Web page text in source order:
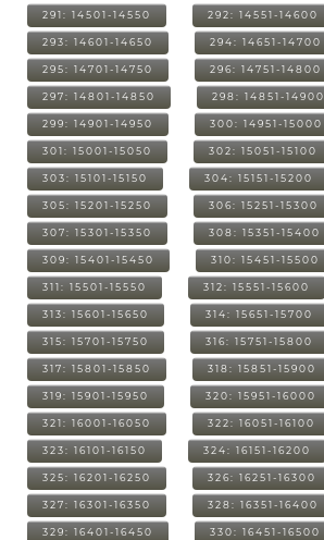
291: 14501-14550 292: 14551-14600
293: 14601-14650 294: 14651-14700
295: 14701-14750 296: 14751-14800
297: 14801-14850 298: 14851-14900
299: 14901-14950 300: 14951-15000
301: 15001-15050 302: 15051-15100
303: 15101-15150 304: 15151-15200
305: 15201-15250 306: 15251-15300
307: 15301-15350 308: 15351-15400
309: 15401-15450 310: 15451-15500
311: 15501-15550 312: 15551-15600
313: 15601-15650 314: 15651-15700
315: 15701-15750 316: 15751-15800
317: 15801-15850 318: 15851-15900
319: 15901-15950 320: 15951-16000
321: 16001-16050 322: 16051-16100
323: 16101-16150 324: 16151-16200
325: 16201-16250 326: 16251-16300
327: 16301-16350 328: 16351-16400
329: 16401-16450 330: 16451-16500